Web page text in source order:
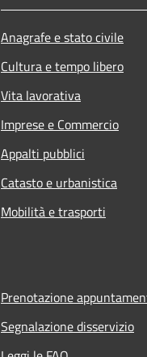
Anagrafe e stato civile
Cultura e tempo libero
Vita lavorativa
Imprese e Commercio
Appalti pubblici
Catasto e urbanistica
Mobilità e trasporti
Prenotazione
Segnalazione disservizio